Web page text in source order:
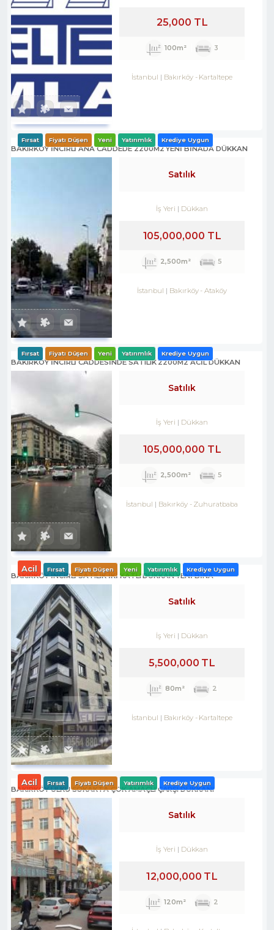
25,000 TL
100m² 3
İstanbul Bakırköy- Kartaltepe
BAKIRKÖY İNCİRLİ ANA CADDEDE 2200M2 YENİ BİNADA DÜKKAN
Fırsat Fiyatı Düşen Yeni Yatırımlık Krediye Uygun
Satılık
İş Yeri Dükkan
105,000,000 TL
2,500m² 5
İstanbul Bakırköy-Ataköy
BAKIRKÖY İNCİRLİ CADDESINDE SATILIK 2200M2 ACİL DÜKKAN
Fırsat Fiyatı Düşen Yeni Yatırımlık Krediye Uygun
Satılık
İş Yeri Dükkan
105,000,000 TL
2,500m² 5
İstanbul Bakırköy- Zuhuratbaba
BAKIRKÖY İNCİRLİ SATILIK İKİ KATLI DÜKKAN YENİ BİNA
Acil Fırsat Fiyatı Düşen Yeni Yatırımlık Krediye Uygun
Satılık
İş Yeri Dükkan
5,500,000 TL
80m² 2
İstanbul Bakırköy- Kartaltepe
BAKIRKÖY ÜLKÜ SOKAKTA ÇOK AMAÇLI ÇARŞI DÜKKANI
Acil Fırsat Fiyatı Düşen Yatırımlık Krediye Uygun
Satılık
İş Yeri Dükkan
12,000,000 TL
120m² 2